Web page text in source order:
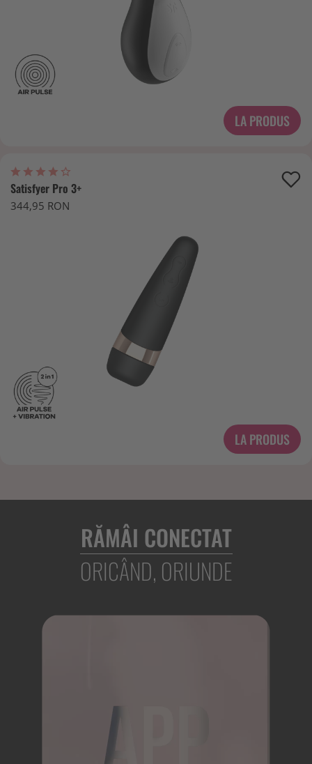
LA PRODUS
Satisfyer Pro 3+
344,95 RON
LA PRODUS
RĂMÂI CONECTAT
ORICÂND, ORIUNDE